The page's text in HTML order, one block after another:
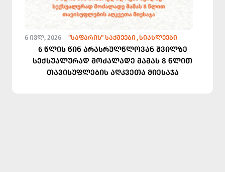
6 ᲘᲕᲚ, 2026 "ᲡᲐᲤᲐᲠᲘᲡ" ᲡᲐᲥᲛᲔᲔᲑᲘ ᲡᲘᲐᲮᲚᲔᲔᲑᲘ
6 წლის წინ არასრულწლოვან შვილზე
სექსუალურად მოძალადე მამას 8 წლით
თავისუფლების აღკვეთა მიესაჯა